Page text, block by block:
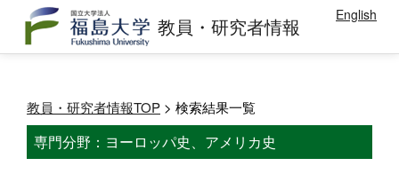
教員・研究者情報 English
教員・研究者情報TOP > 検索結果一覧
専門分野：ヨーロッパ史、アメリカ史